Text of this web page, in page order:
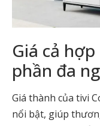
Giá cả
phần đa
Giá thành của tivi
nổi bật, giúp